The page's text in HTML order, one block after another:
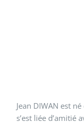
Jean DIWAN est
s’est liée d’amitié